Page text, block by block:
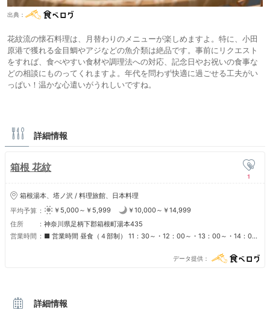
出典：
花紋流の懐石料理は、月替わりのメニューが楽しめますよ。特に、小田
原港で獲れる金目鯛やアジなどの魚介類は絶品です。事前にリクエスト
をすれば、食べやすい食材や調理法への対応、記念日やお祝いの食事な
どの相談にものってくれますよ。年代を問わず快適に過ごせる工夫がい
っぱい！温かな心遣いがうれしいですね。
詳細情報
箱根 花紋
1
箱根湯本、塔ノ沢 / 料理旅館、日本料理
平均予算
￥5,000～￥5,999
￥10,000～￥14,999
住所
神奈川県足柄下郡箱根町湯本435
営業時間
■ 営業時間 昼食（４部制） 11：30～・12：00～・13：00～・14：00
データ提供
詳細情報